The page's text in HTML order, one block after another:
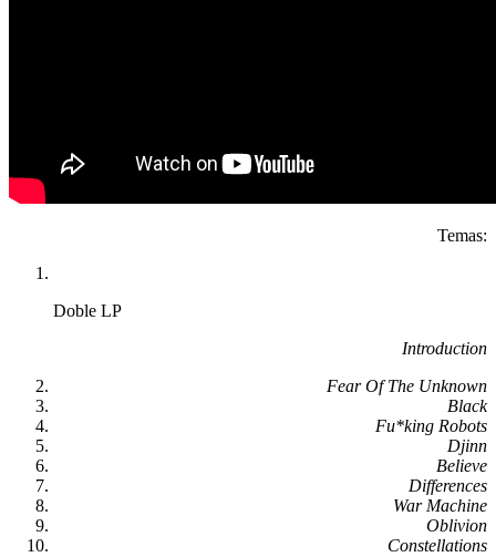
Temas:
Doble LP
Introduction
Fear Of The Unknown
Black
Fu*king Robots
Djinn
Believe
Differences
War Machine
Oblivion
Constellations